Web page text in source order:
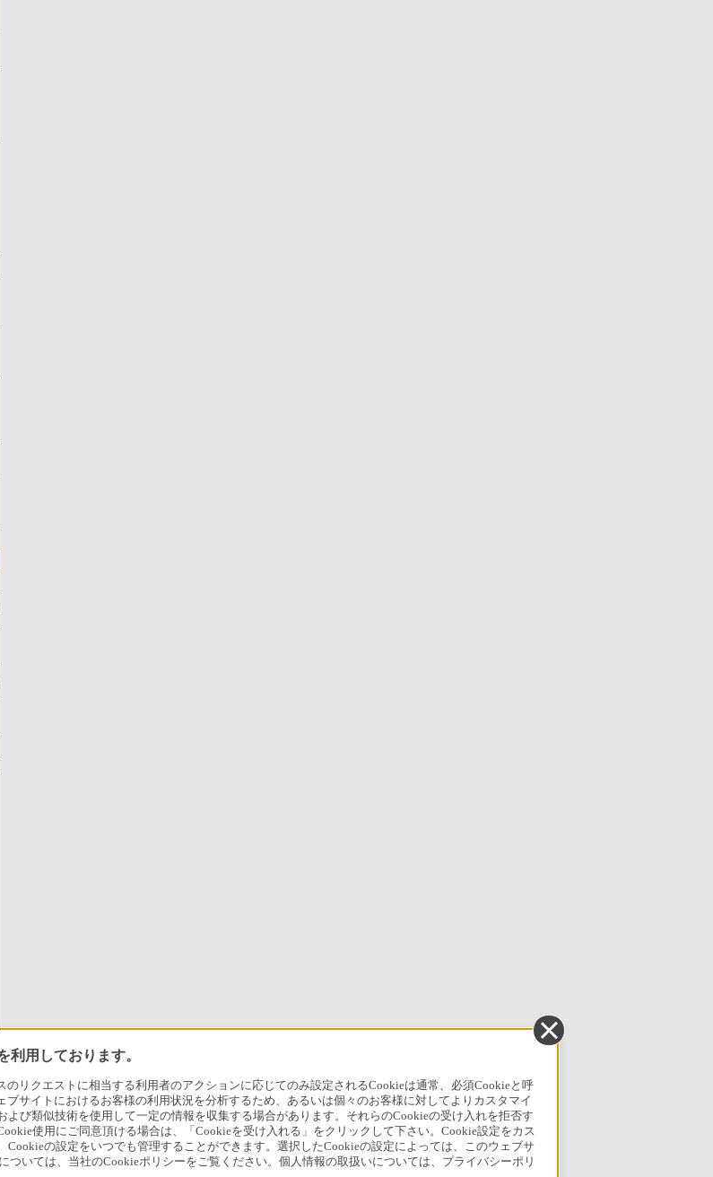
利用しております。
リクエストに相当する利用者のアクションに応じてのみ設定されるCookieは通常、必須Cookieと呼
サイトにおけるお客様の利用状況を分析するため、あるいは個々のお客様に対してよりカスタマイ
び類似技術を使用して一定の情報を収集する場合があります。それらのCookieの受け入れを拒否す
使用にご同意頂ける場合は、「Cookieを受け入れる」をクリックして下さい。Cookie設定をカス
の設定をいつでも管理することができます。選択したCookieの設定によっては、このウェブサ
いては、当社のCookieポリシーをご覧ください。個人情報の取扱いについては、プライバシーポリ